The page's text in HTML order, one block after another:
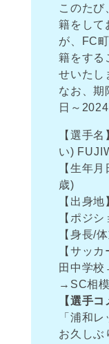
k
このたび
籍をして
が、FC
籍をする
せいたし
なお、期
日～
【選手
い)
【生年
歳)
【出身
【ポジ
【身長/
【サッ
田中学
→SC相
【選手コ
「浦和
お久しぶ